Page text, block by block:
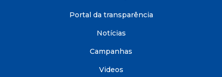
Portal da transparência
Notícias
Campanhas
Videos